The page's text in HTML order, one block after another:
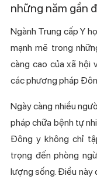
những năm gần
Ngành Trung cấp Y
mạnh mẽ trong
càng cao của xã hội
các phương pháp
Ngày càng nhiều
pháp chữa bệnh tự
Đông y không chỉ
trọng đến phòng
lượng sống. Điều này